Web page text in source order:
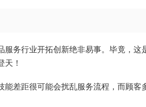
服务行业开拓创新绝非易事。毕竟，
！
能差距很可能会扰乱服务流程，而顾